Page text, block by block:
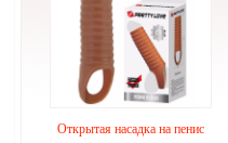
Открытая насадка на пенис